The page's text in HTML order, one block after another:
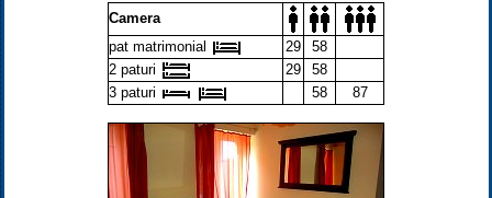
Camera
pat matrimonial
29
58
2 paturi
29
58
3 paturi
58 87